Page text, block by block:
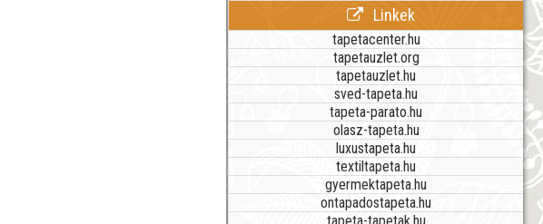
Linkek
tapetacenter.hu
tapetauzlet.org
tapetauzlet.hu
sved-tapeta.hu
tapeta-parato.hu
olasz-tapeta.hu
luxustapeta.hu
textiltapeta.hu
gyermektapeta.hu
ontapadostapeta.hu
tapeta-tapetak.hu